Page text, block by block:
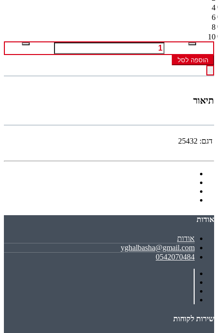
4
6
8
10
הוספה לסל
תיאור
דגם: 25432
אודות
אודות
yghalbasha@gmail.com
0542070484
שירות לקוחות